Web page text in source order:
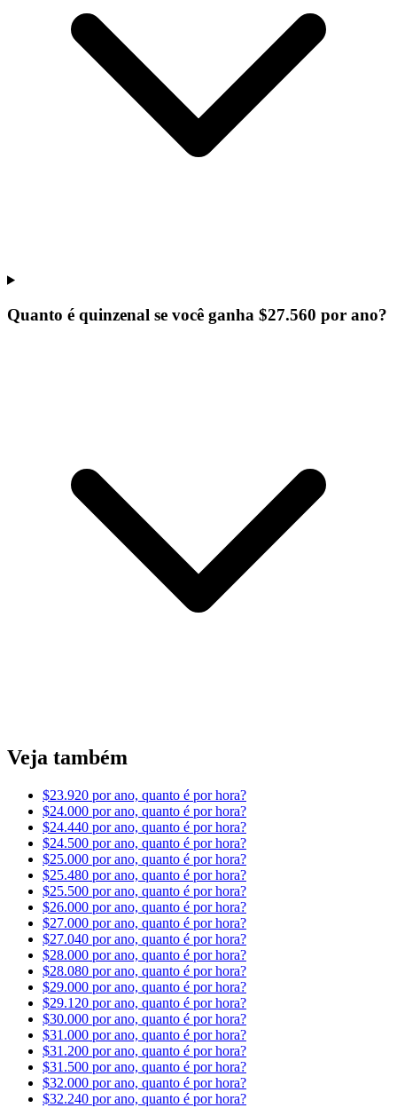
Quanto é quinzenal se você ganha $27.560 por ano?
Veja também
$23.920 por ano, quanto é por hora?
$24.000 por ano, quanto é por hora?
$24.440 por ano, quanto é por hora?
$24.500 por ano, quanto é por hora?
$25.000 por ano, quanto é por hora?
$25.480 por ano, quanto é por hora?
$25.500 por ano, quanto é por hora?
$26.000 por ano, quanto é por hora?
$27.000 por ano, quanto é por hora?
$27.040 por ano, quanto é por hora?
$28.000 por ano, quanto é por hora?
$28.080 por ano, quanto é por hora?
$29.000 por ano, quanto é por hora?
$29.120 por ano, quanto é por hora?
$30.000 por ano, quanto é por hora?
$31.000 por ano, quanto é por hora?
$31.200 por ano, quanto é por hora?
$31.500 por ano, quanto é por hora?
$32.000 por ano, quanto é por hora?
$32.240 por ano, quanto é por hora?